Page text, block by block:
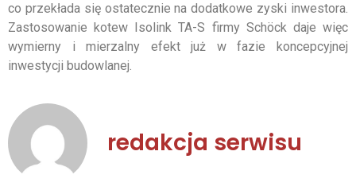
co przekłada się ostatecznie na dodatkowe zyski inwestora.
Zastosowanie kotew Isolink TA-S firmy Schöck daje więc
wymierny i mierzalny efekt już w fazie koncepcyjnej
inwestycji budowlanej.
redakcja serwisu